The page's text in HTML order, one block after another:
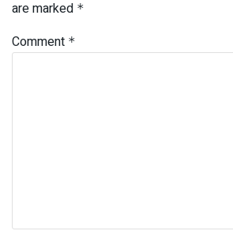
are marked *
Comment *